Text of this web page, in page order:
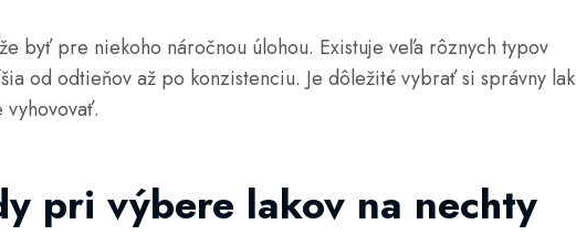
byť pre niekoho náročnou úlohou. Existuje veľa rôznych typov
od odtieňov až po konzistenciu. Je dôležité vybrať si správny lak
vyhovovať.
pri výbere lakov na nechty